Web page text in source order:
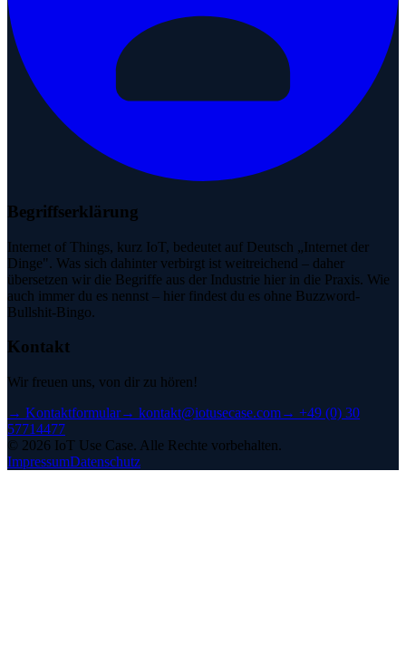
Begriffserklärung
Internet of Things, kurz IoT, bedeutet auf Deutsch „Internet der
Dinge". Was sich dahinter verbirgt ist weitreichend – daher
übersetzen wir die Begriffe aus der Industrie hier in die Praxis. Wie
auch immer du es nennst – hier findest du es ohne Buzzword-
Bullshit-Bingo.
Kontakt
Wir freuen uns, von dir zu hören!
→ Kontaktformular→ kontakt@iotusecase.com→ +49 (0) 30
57714477
© 2026 IoT Use Case. Alle Rechte vorbehalten.
ImpressumDatenschutz